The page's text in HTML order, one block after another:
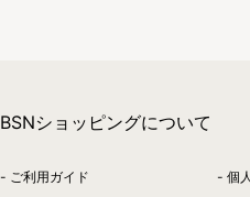
BSNショッピングについて
ご利用ガイド
個